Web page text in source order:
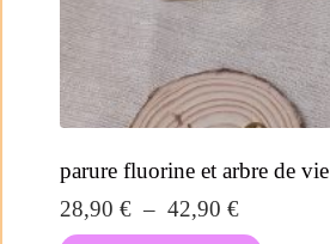
parure fluorine et arbre de vie
28,90 € – 42,90 €